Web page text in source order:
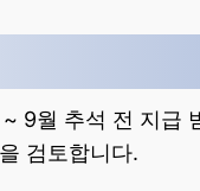
9월 추석 전 지급
검토합니다.